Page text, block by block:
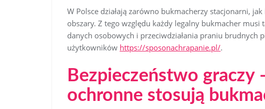
W Polsce działają zarówno bukmacherzy stacjonarni,
obszary. Z tego względu każdy legalny bukmacher
danych osobowych i przeciwdziałania praniu brudnych
użytkowników https://sposonachrapanie.pl/.
Bezpieczeństwo graczy
ochronne stosują